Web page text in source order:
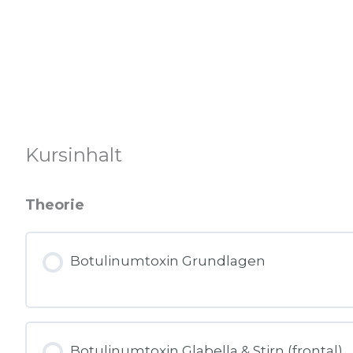
Kursinhalt
Theorie
Botulinumtoxin Grundlagen